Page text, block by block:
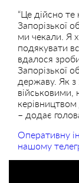
“Це дійсно
Запорізької
ми чекали. Я
подякувати
вдалося
Запорізької
державу. Як
– додає
Оперативну
нашому